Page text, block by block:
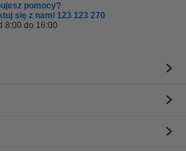
pomocy?
się z nami 123 123 270
8:00 do 16:00